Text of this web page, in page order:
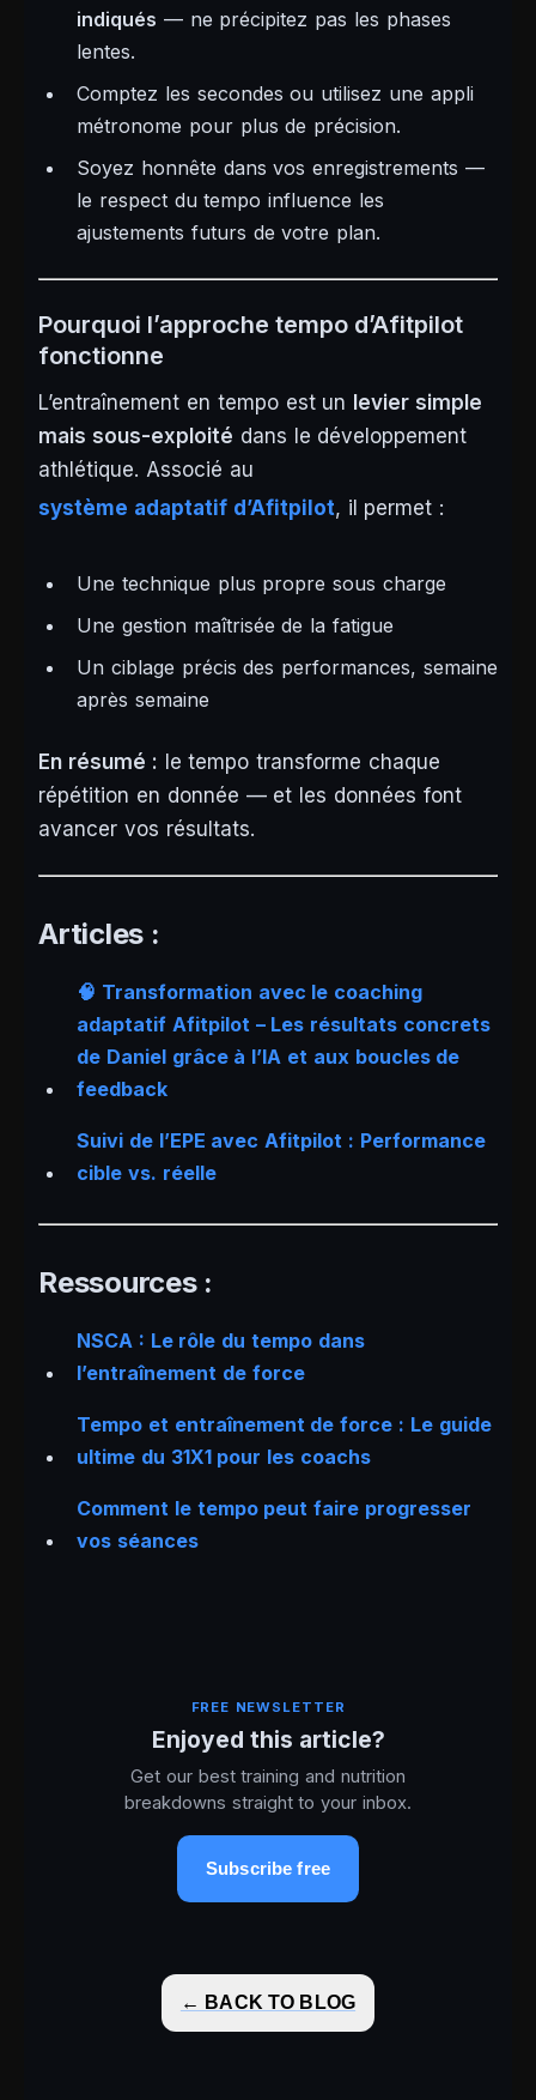
indiqués — ne précipitez pas les phases
lentes.
Comptez les secondes ou utilisez une appli
métronome pour plus de précision.
Soyez honnête dans vos enregistrements —
le respect du tempo influence les
ajustements futurs de votre plan.
Pourquoi l’approche tempo d’Afitpilot
fonctionne
L’entraînement en tempo est un levier simple
mais sous-exploité dans le développement
athlétique. Associé au
système adaptatif d’Afitpilot, il permet :
Une technique plus propre sous charge
Une gestion maîtrisée de la fatigue
Un ciblage précis des performances, semaine
après semaine
En résumé : le tempo transforme chaque
répétition en donnée — et les données font
avancer vos résultats.
Articles :
🧠 Transformation avec le coaching
adaptatif Afitpilot – Les résultats concrets
de Daniel grâce à l’IA et aux boucles de
feedback
Suivi de l’EPE avec Afitpilot : Performance
cible vs. réelle
Ressources :
NSCA : Le rôle du tempo dans
l’entraînement de force
Tempo et entraînement de force : Le guide
ultime du 31X1 pour les coachs
Comment le tempo peut faire progresser
vos séances
FREE NEWSLETTER
Enjoyed this article?
Get our best training and nutrition
breakdowns straight to your inbox.
Subscribe free
← BACK TO BLOG